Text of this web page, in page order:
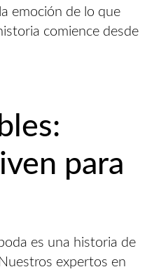
emoción de lo que
comience desde
para
es una historia de
expertos en